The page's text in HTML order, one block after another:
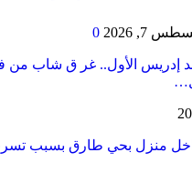
7, 2026
0
إدريس الأول.. غر ق شاب من
منزل بحي طارق بسبب تسرب